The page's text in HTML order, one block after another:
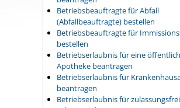
Betriebsbeauftragte für Abfall
(Abfallbeauftragte) bestellen
Betriebsbeauftragte für
bestellen
Betriebserlaubnis für eine
Apotheke beantragen
Betriebserlaubnis für
beantragen
Betriebserlaubnis für